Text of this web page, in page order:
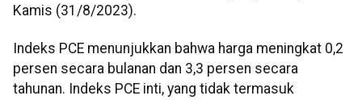
Kamis (31/8/2023).
Indeks PCE menunjukkan bahwa harga meningkat 0,2
persen secara bulanan dan 3,3 persen secara
tahunan. Indeks PCE inti, yang tidak termasuk